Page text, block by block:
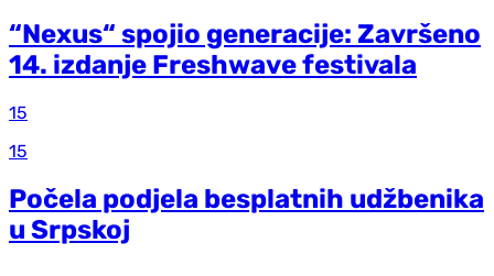
“Nexus“ spojio generacije: Završeno
14. izdanje Freshwave festivala
15
15
Počela podjela besplatnih udžbenika
u Srpskoj